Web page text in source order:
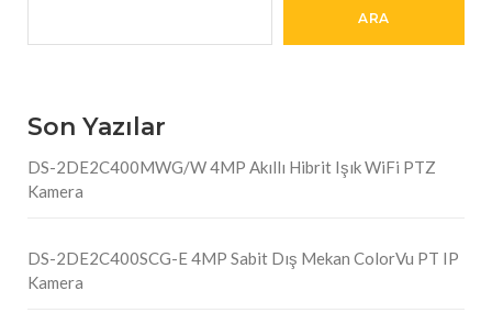
ARA
Son Yazılar
DS-2DE2C400MWG/W 4MP Akıllı Hibrit Işık WiFi PTZ
Kamera
DS-2DE2C400SCG-E 4MP Sabit Dış Mekan ColorVu PT IP
Kamera